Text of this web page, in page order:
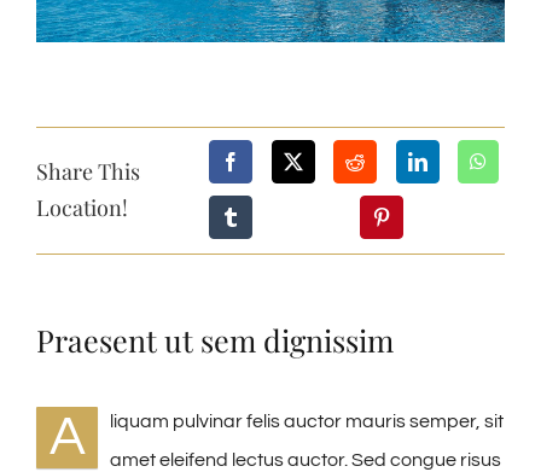
Share This
Location!
Praesent ut sem dignissim
A
liquam pulvinar felis auctor mauris semper, sit
amet eleifend lectus auctor. Sed congue risus